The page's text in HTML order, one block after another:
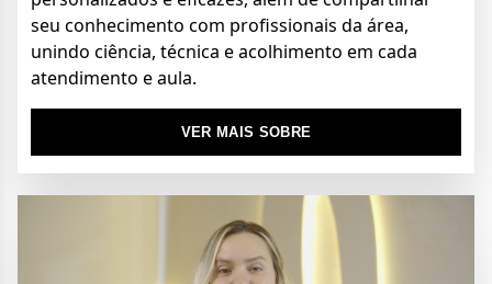
seu conhecimento com profissionais da área,
unindo ciência, técnica e acolhimento em cada
atendimento e aula.
VER MAIS SOBRE